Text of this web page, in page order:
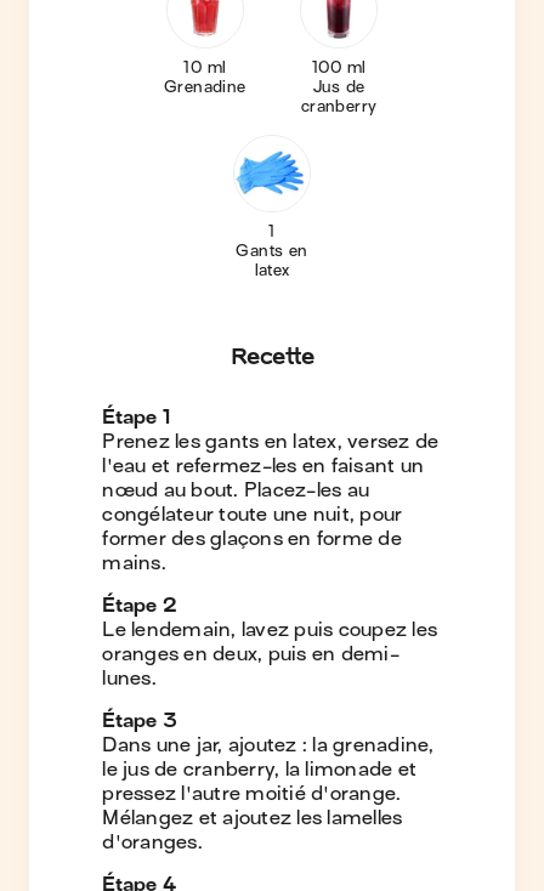
10 ml
Grenadine
100 ml
Jus de
cranberry
1
Gants en
latex
Recette
Étape 1
Prenez les gants en latex, versez de
l'eau et refermez-les en faisant un
nœud au bout. Placez-les au
congélateur toute une nuit, pour
former des glaçons en forme de
mains.
Étape 2
Le lendemain, lavez puis coupez les
oranges en deux, puis en demi-
lunes.
Étape 3
Dans une jar, ajoutez : la grenadine,
le jus de cranberry, la limonade et
pressez l'autre moitié d'orange.
Mélangez et ajoutez les lamelles
d'oranges.
Étape 4